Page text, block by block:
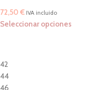
72,50 € IVA incluido
Seleccionar opciones
42
44
46